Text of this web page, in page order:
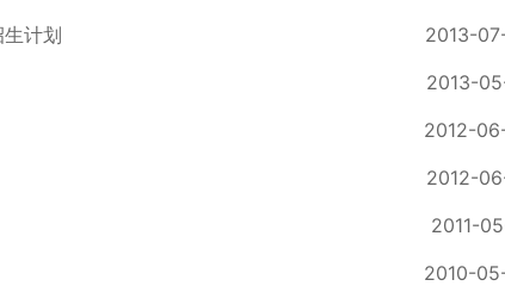
计划
2013-
2013-
2012-
2012-
2011-
2010-